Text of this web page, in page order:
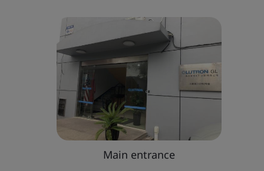
Main entrance